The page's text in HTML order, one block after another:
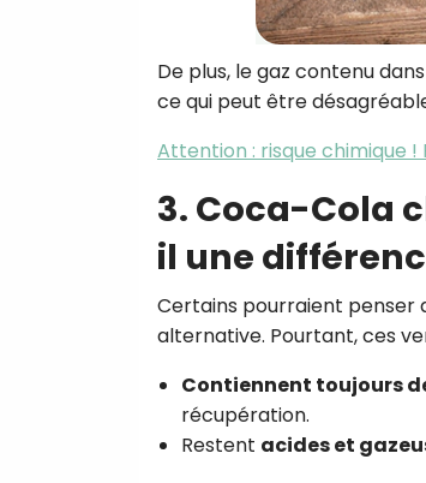
De plus, le gaz contenu
ce qui peut être
Attention : risque chimique
3. Coca-Cola
il une
Certains pourraient penser
alternative. Pourtant, ces
Contiennent toujours
récupération.
Restent acides et